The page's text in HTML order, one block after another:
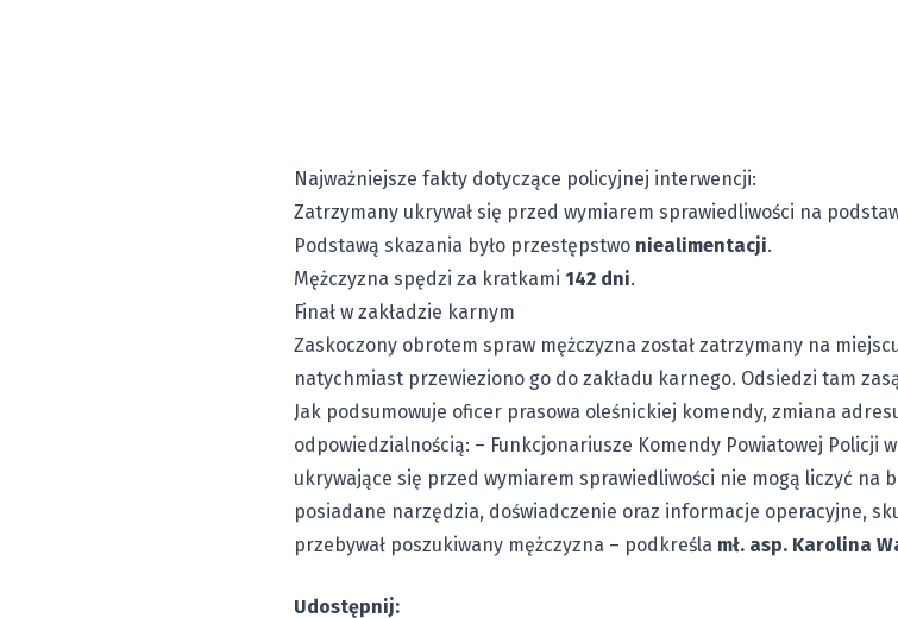
Najważniejsze fakty dotyczące policyjnej interwencji:
Zatrzymany ukrywał się przed wymiarem sprawiedliwości na
Podstawą skazania było przestępstwo niealimentacji.
Mężczyzna spędzi za kratkami 142 dni.
Finał w zakładzie karnym
Zaskoczony obrotem spraw mężczyzna został zatrzymany na
natychmiast przewieziono go do zakładu karnego. Odsiedzi tam
Jak podsumowuje oficer prasowa oleśnickiej komendy, zmiana
odpowiedzialnością: – Funkcjonariusze Komendy Powiatowej Policji
ukrywające się przed wymiarem sprawiedliwości nie mogą liczyć na
posiadane narzędzia, doświadczenie oraz informacje operacyjne,
przebywał poszukiwany mężczyzna – podkreśla mł. asp. Karolina
Udostępnij: